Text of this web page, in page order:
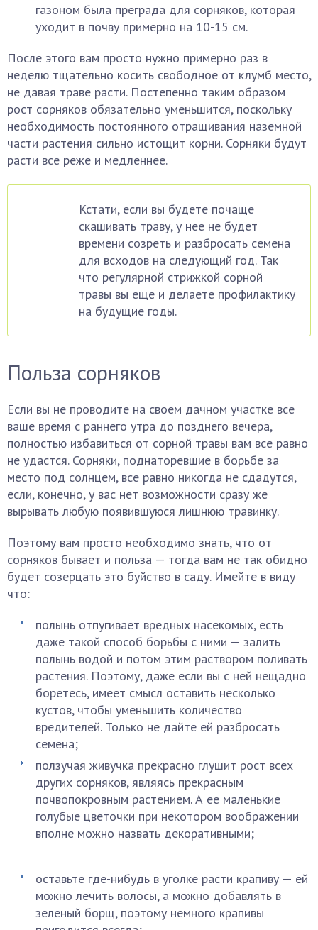
газоном была преграда для сорняков, которая
уходит в почву примерно на 10-15 см.
После этого вам просто нужно примерно раз в
неделю тщательно косить свободное от клумб место,
не давая траве расти. Постепенно таким образом
рост сорняков обязательно уменьшится, поскольку
необходимость постоянного отращивания наземной
части растения сильно истощит корни. Сорняки будут
расти все реже и медленнее.
Кстати, если вы будете почаще
скашивать траву, у нее не будет
времени созреть и разбросать семена
для всходов на следующий год. Так
что регулярной стрижкой сорной
травы вы еще и делаете профилактику
на будущие годы.
Польза сорняков
Если вы не проводите на своем дачном участке все
ваше время с раннего утра до позднего вечера,
полностью избавиться от сорной травы вам все равно
не удастся. Сорняки, поднаторевшие в борьбе за
место под солнцем, все равно никогда не сдадутся,
если, конечно, у вас нет возможности сразу же
вырывать любую появившуюся лишнюю травинку.
Поэтому вам просто необходимо знать, что от
сорняков бывает и польза — тогда вам не так обидно
будет созерцать это буйство в саду. Имейте в виду
что:
полынь отпугивает вредных насекомых, есть
даже такой способ борьбы с ними — залить
полынь водой и потом этим раствором поливать
растения. Поэтому, даже если вы с ней нещадно
боретесь, имеет смысл оставить несколько
кустов, чтобы уменьшить количество
вредителей. Только не дайте ей разбросать
семена;
ползучая живучка прекрасно глушит рост всех
других сорняков, являясь прекрасным
почвопокровным растением. А ее маленькие
голубые цветочки при некотором воображении
вполне можно назвать декоративными;
оставьте где-нибудь в уголке расти крапиву — ей
можно лечить волосы, а можно добавлять в
зеленый борщ, поэтому немного крапивы